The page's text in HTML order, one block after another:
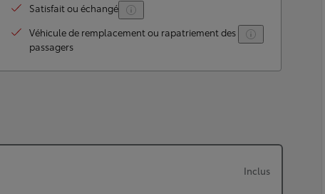
Satisfait ou échangé
Véhicule de remplacement ou rapatriement des
passagers
Inclus